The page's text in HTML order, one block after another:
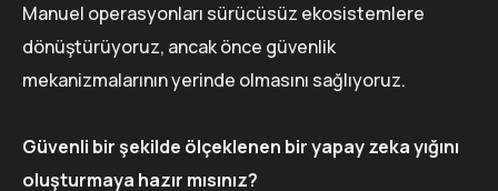
Manuel operasyonları sürücüsüz ekosistemlere
dönüştürüyoruz, ancak önce güvenlik
mekanizmalarının yerinde olmasını sağlıyoruz.
Güvenli bir şekilde ölçeklenen bir yapay zeka yığını
oluşturmaya hazır mısınız?